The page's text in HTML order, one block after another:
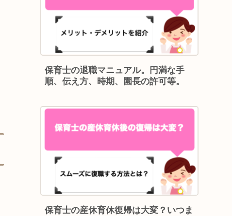
保育士の退職マニュアル。円満な手
順、伝え方、時期、園長の許可等。
保育士の産休育休復帰は大変？いつま